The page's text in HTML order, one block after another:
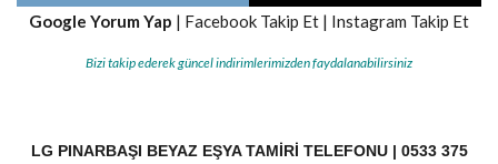
Google Yorum Yap | Facebook Takip Et | Instagram Takip Et
Bizi takip ederek güncel indirimlerimizden faydalanabilirsiniz
LG PINARBAŞI BEYAZ EŞYA TAMIRI TELEFONU | 0533 375